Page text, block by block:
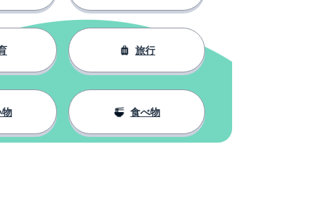
旅行
物 食べ物